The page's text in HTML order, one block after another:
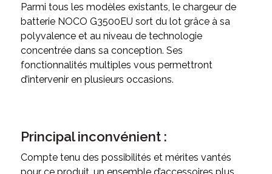
Parmi tous les modèles existants, le chargeur de
batterie NOCO G3500EU sort du lot grâce à sa
polyvalence et au niveau de technologie
concentrée dans sa conception. Ses
fonctionnalités multiples vous permettront
d’intervenir en plusieurs occasions.
Principal inconvénient :
Compte tenu des possibilités et mérites vantés
pour ce produit, un ensemble d’accessoires plus